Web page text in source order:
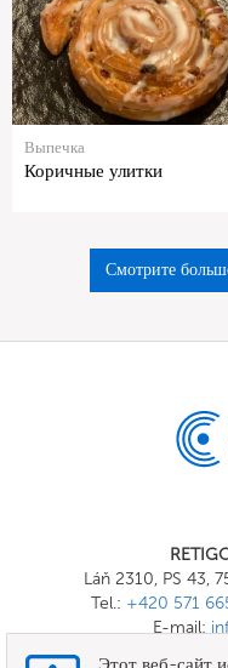
Выпечка
Коричные улитки
Смотрите
Láň 2310, PS 43,
Tel.: +420 571
E-mail: